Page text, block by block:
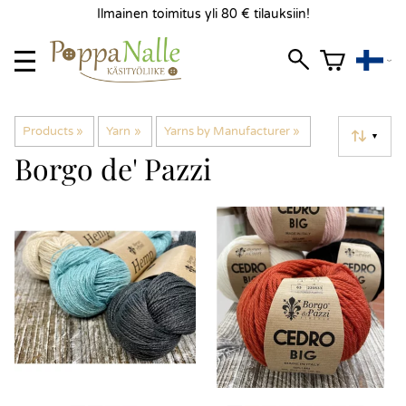
Ilmainen toimitus yli 80 € tilauksiin!
Products ‪» Yarn ‪» Yarns by Manufacturer ‪» ▼
Borgo de' Pazzi